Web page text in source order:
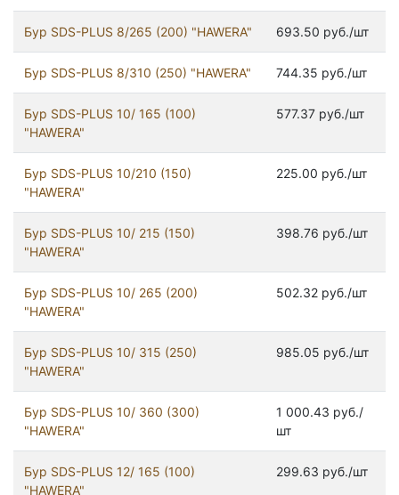
Бур SDS-PLUS 8/265 (200) "HAWERA" 693.50 руб./шт
Бур SDS-PLUS 8/310 (250) "HAWERA" 744.35 руб./шт
Бур SDS-PLUS 10/ 165 (100)
"HAWERA"
577.37 руб./шт
Бур SDS-PLUS 10/210 (150)
"HAWERA"
225.00 руб./шт
Бур SDS-PLUS 10/ 215 (150)
"HAWERA"
398.76 руб./шт
Бур SDS-PLUS 10/ 265 (200)
"HAWERA"
502.32 руб./шт
Бур SDS-PLUS 10/ 315 (250)
"HAWERA"
985.05 руб./шт
Бур SDS-PLUS 10/ 360 (300)
"HAWERA"
1 000.43 руб./
шт
Бур SDS-PLUS 12/ 165 (100)
"HAWERA"
299.63 руб./шт